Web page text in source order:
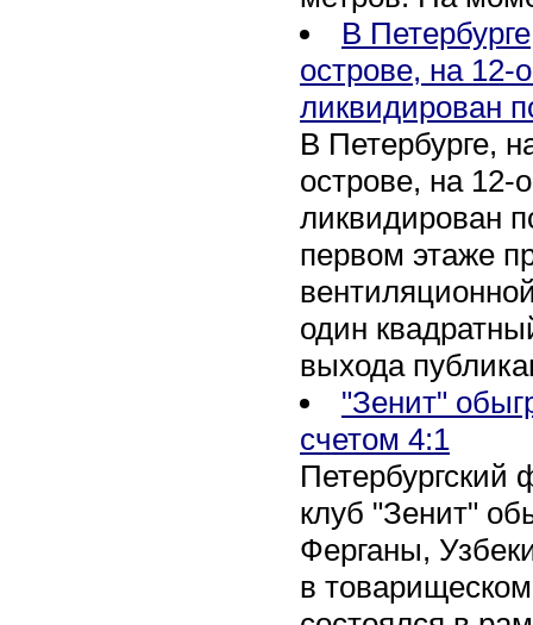
В
острове, на 12-
ликвидирован
В Петербурге,
острове, на 12-
ликвидирован
первом этаже
один
выхода
"Зенит"
счетом 4:1
Петербургский
клуб "Зенит"
Ферганы,
в